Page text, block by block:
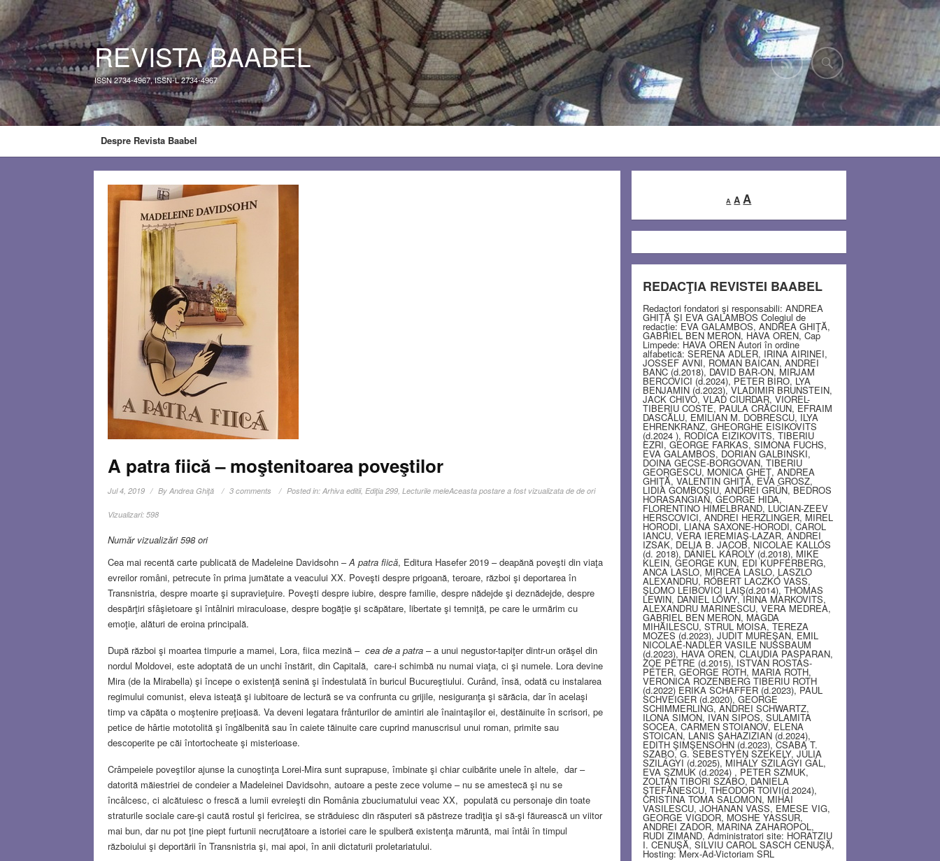
REVISTA BAABEL
ISSN 2734-4967, ISSN-L 2734-4967
Despre Revista Baabel
A patra fiică – moştenitoarea poveştilor
Jul 4, 2019 ByAndrea Ghiţă 3 comments Posted in:Arhiva editii,Ediţia 299,Lecturile meleAceasta postare a fost vizualizata de de ori
Vizualizari: 598
Număr vizualizări 598 ori
Cea mai recentă carte publicată de Madeleine Davidsohn –A patra fiică, Editura Hasefer 2019 – deapănă poveşti din viaţa
evreilor români, petrecute în prima jumătate a veacului XX. Poveşti despre prigoană, teroare, război şi deportarea în
Transnistria, despre moarte şi supravieţuire. Poveşti despre iubire, despre familie, despre nădejde şi deznădejde, despre
despărţiri sfâşietoare şi întâlniri miraculoase, despre bogăţie şi scăpătare, libertate şi temniţă, pe care le urmărim cu
emoţie, alături de eroina principală.
După război şi moartea timpurie a mamei, Lora, fiica mezină –cea de a patra– a unui negustor-tapiţer dintr-un orăşel din
nordul Moldovei, este adoptată de un unchi înstărit, din Capitală, care-i schimbă nu numai viaţa, ci şi numele. Lora devine
Mira (de la Mirabella) şi începe o existenţă senină şi îndestulată în buricul Bucureştiului. Curând, însă, odată cu instalarea
regimului comunist, eleva isteaţă şi iubitoare de lectură se va confrunta cu grijile, nesiguranţa şi sărăcia, dar în acelaşi
timp va căpăta o moştenire preţioasă. Va deveni legatara frânturilor de amintiri ale înaintaşilor ei, destăinuite în scrisori, pe
petice de hârtie mototolită şi îngălbenită sau în caiete tăinuite care cuprind manuscrisul unui roman, primite sau
descoperite pe căi întortocheate şi misterioase.
Crâmpeiele poveştilor ajunse la cunoştinţa Lorei-Mira sunt suprapuse, îmbinate şi chiar cuibărite unele în altele, dar –
datorită măiestriei de condeier a Madeleinei Davidsohn, autoare a peste zece volume – nu se amestecă şi nu se
încâlcesc, ci alcătuiesc o frescă a lumii evreieşti din România zbuciumatului veac XX, populată cu personaje din toate
straturile sociale care-şi caută rostul şi fericirea, se străduiesc din răsputeri să păstreze tradiţia şi să-şi făurească un viitor
mai bun, dar nu pot ţine piept furtunii necruţătoare a istoriei care le spulberă existenţa măruntă, mai întâi în timpul
războiului şi deportării în Transnistria şi, mai apoi, în anii dictaturii proletariatului.
A
Decrease
font
A Reset
AIncrease
font
REDACŢIA REVISTEI BAABEL
Redactori fondatori şi responsabili: ANDREA
GHIŢĂ ŞI EVA GALAMBOS Colegiul de
redacţie: EVA GALAMBOS, ANDREA GHIŢĂ,
GABRIEL BEN MERON, HAVA OREN, Cap
Limpede: HAVA OREN Autori în ordine
alfabetică: SERENA ADLER, IRINA AIRINEI,
JOSSEF AVNI, ROMAN BAICAN, ANDREI
BANC (d.2018), DAVID BAR-ON, MIRJAM
BERCOVICI (d.2024), PETER BIRO, LYA
BENJAMIN (d.2023), VLADIMIR BRUNSTEIN,
JACK CHIVO, VLAD CIURDAR, VIOREL-
TIBERIU COSTE, PAULA CRĂCIUN, EFRAIM
DASCĂLU, EMILIAN M. DOBRESCU, ILYA
EHRENKRANZ, GHEORGHE EISIKOVITS
(d.2024 ), RODICA EIZIKOVITS, TIBERIU
EZRI, GEORGE FARKAS, SIMONA FUCHS,
EVA GALAMBOS, DORIAN GALBINSKI,
DOINA GECSE-BORGOVAN, TIBERIU
GEORGESCU, MONICA GHEŢ, ANDREA
GHIŢĂ, VALENTIN GHIŢĂ, EVA GROSZ,
LIDIA GOMBOŞIU, ANDREI GRÜN, BEDROS
HORASANGIAN, GEORGE HIDA,
FLORENTINO HIMELBRAND, LUCIAN-ZEEV
HERSCOVICI, ANDREI HERZLINGER, MIREL
HORODI, LIANA SAXONE-HORODI, CAROL
IANCU, VERA IEREMIAŞ-LAZAR, ANDREI
IZSAK, DELIA B. JACOB, NICOLAE KALLÓS
(d. 2018), DÁNIEL KÁROLY (d.2018), MIKE
KLEIN, GEORGE KUN, EDI KUPFERBERG,
ANCA LASLO, MIRCEA LASLO, LASZLO
ALEXANDRU, RÓBERT LACZKÓ VASS,
ŞLOMO LEIBOVICI LAIŞ(d.2014), THOMAS
LEWIN, DANIEL LŐWY, IRINA MARKOVITS,
ALEXANDRU MARINESCU, VERA MEDREA,
GABRIEL BEN MERON, MAGDA
MIHĂILESCU, STRUL MOISA, TEREZA
MOZES (d.2023), JUDIT MUREŞAN, EMIL
NICOLAE-NADLER VASILE NUSSBAUM
(d.2023), HAVA OREN, CLAUDIA PASPARAN,
ZOE PETRE (d.2015), ISTVÁN ROSTÁS-
PÉTER, GEORGE ROTH, MARIA ROTH,
VERONICA ROZENBERG TIBERIU ROTH
(d.2022) ERIKA SCHAFFER (d.2023), PAUL
SCHVEIGER (d.2020), GEORGE
SCHIMMERLING, ANDREI SCHWARTZ,
ILONA SIMON, IVAN SIPOS, SULAMITA
SOCEA, CARMEN STOIANOV, ELENA
STOICAN, LANIS ŞAHAZIZIAN (d.2024),
EDITH ŞIMŞENSOHN (d.2023), CSABA T.
SZABO, G. SEBESTYEN SZEKELY, JÚLIA
SZILÁGYI (d.2025), MIHÁLY SZILÁGYI GÁL,
EVA SZMUK (d.2024) , PETER SZMUK,
ZOLTÁN TIBORI SZABO, DANIELA
ŞTEFĂNESCU, THEODOR TOIVI(d.2024),
CRISTINA TOMA SALOMON, MIHAI
VASILESCU, JOHANAN VASS, EMESE VIG,
GEORGE VIGDOR, MOSHE YASSUR,
ANDREI ZADOR, MARINA ZAHAROPOL,
RUDI ZIMAND, Administratori site: HORATZIU
I. CENUŞĂ, SILVIU CAROL SASCH CENUŞĂ,
Hosting: Merx-Ad-Victoriam SRL